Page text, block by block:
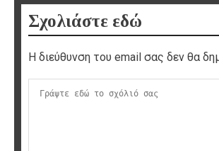
Σχολιάστε εδώ
Η διεύθυνση του email σας δεν θα